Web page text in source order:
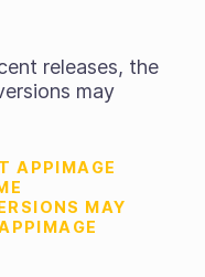
releases, the
may
APPIMAGE
MAY